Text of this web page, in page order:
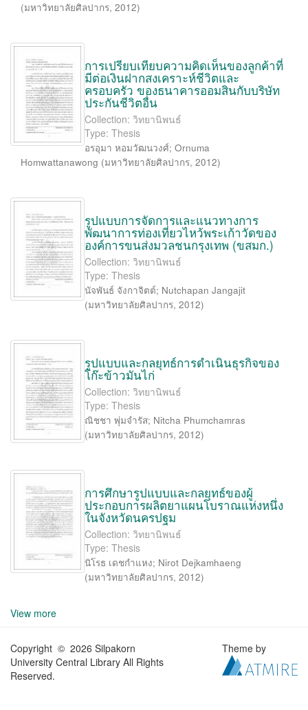
(มหาวิทยาลัยศิลปากร, 2012)
การเปรียบเทียบความคิดเห็นของลูกค้าที่
มีต่อเงินฝากสงเคราะห์ชีวิตและ
ครอบครัว ของธนาคารออมสินกับบริษัท
ประกันชีวิตอื่น
Collection: วิทยานิพนธ์
Type: Thesis
อรอุมา หอมวัฒนวงศ์; Ornuma
Homwattanawong (มหาวิทยาลัยศิลปากร, 2012)
รูปแบบการจัดการและแนวทางการ
พัฒนาการท่องเที่ยวไหว้พระเก้าวัดของ
องค์การขนส่งมวลชนกรุงเทพ (ขสมก.)
Collection: วิทยานิพนธ์
Type: Thesis
นัจพันธ์ จังกาจิตต์; Nutchapan Jangajit
(มหาวิทยาลัยศิลปากร, 2012)
รูปแบบและกลยุทธ์การดำเนินธุรกิจของ
โก๊ะข้าวมันไก่
Collection: วิทยานิพนธ์
Type: Thesis
ณิชชา พุ่มจำรัส; Nitcha Phumchamras
(มหาวิทยาลัยศิลปากร, 2012)
การศึกษารูปแบบและกลยุทธ์ของผู้
ประกอบการผลิตยาแผนโบราณแห่งหนึ่ง
ในจังหวัดนครปฐม
Collection: วิทยานิพนธ์
Type: Thesis
นิโรธ เดชกำแหง; Nirot Dejkamhaeng
(มหาวิทยาลัยศิลปากร, 2012)
View more
Copyright © 2026 Silpakorn
University Central Library All Rights
Reserved.
Theme by